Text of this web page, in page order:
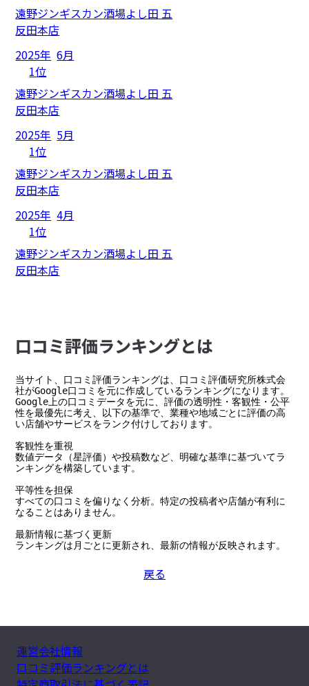
遠野ジンギスカン酒場よし田 五
反田本店
2025年 6月
1位
遠野ジンギスカン酒場よし田 五
反田本店
2025年 5月
1位
遠野ジンギスカン酒場よし田 五
反田本店
2025年 4月
1位
遠野ジンギスカン酒場よし田 五
反田本店
⼝コミ評価ランキングとは
当サイト、口コミ評価ランキングは、口コミ評価研究所株式会
社がGoogle口コミを元に作成しているランキングになります。
Google上の口コミデータを元に、評価の透明性・客観性・公平
性を最優先に考え、以下の基準で、業種や地域ごとに評価の高
い店舗やサービスをランク付けしております。
客観性を重視
数値データ（星評価）や投稿数など、明確な基準に基づいてラ
ンキングを構築しています。
平等性を担保
すべての口コミを偏りなく分析。特定の投稿者や店舗が有利に
なることはありません。
最新情報に基づく更新
ランキングは月ごとに更新され、最新の情報が反映されます。
戻る
運営会社情報
口コミ評価ランキングとは